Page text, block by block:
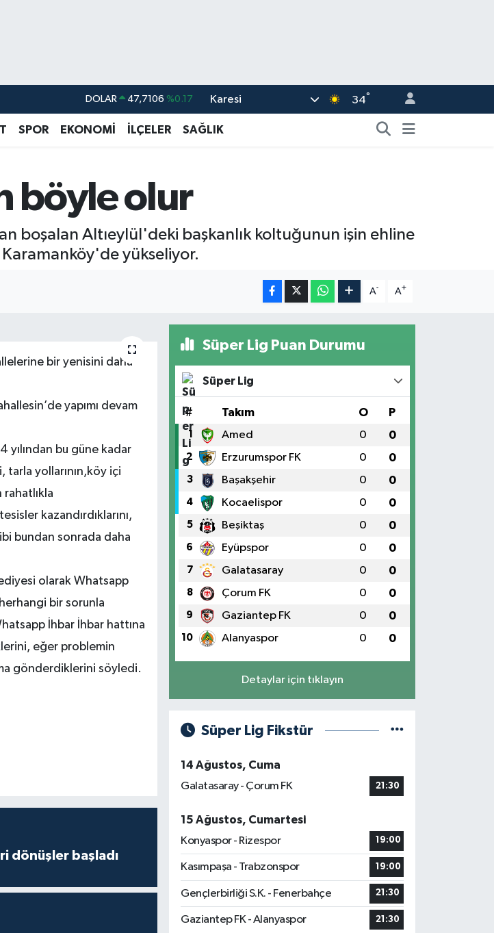
DOLAR 47,7106 %0.17
EURO 55,1652 %0.27
BİST100 13.773 %-19
Karesi 34°
SPOR EKONOMİ İLÇELER SAĞLIK
böyle olur
boşalan Altıeylül'deki başkanlık koltuğunun işin ehline
yükseliyor.
A- A+
bir yenisini daha
yapımı devam
yılından bu güne kadar
yollarının,köy içi
rahatlıkla
kazandırdıklarını,
bundan sonrada daha
olarak Whatsapp
herhangi bir sorunla
İhbar İhbar hattına
eğer problemin
gönderdiklerini söyledi.
dönüşler başladı
Süper Lig Puan Durumu
Süper Lig
# Takım O P
1 Amed 0 0
2 Erzurumspor FK 0 0
3 Başakşehir 0 0
4 Kocaelispor 0 0
5 Beşiktaş 0 0
6 Eyüpspor 0 0
7 Galatasaray 0 0
8 Çorum FK 0 0
9 Gaziantep FK 0 0
10 Alanyaspor 0 0
Detaylar için tıklayın
Süper Lig Fikstür
14 Ağustos, Cuma
Galatasaray - Çorum FK
21:30
15 Ağustos, Cumartesi
Konyaspor - Rizespor
19:00
Kasımpaşa - Trabzonspor 19:00
Gençlerbirliği S.K. - Fenerbahçe 21:30
Gaziantep FK - Alanyaspor 21:30